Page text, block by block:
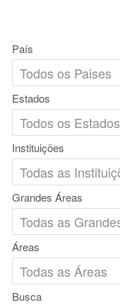
País
Estados
Instituições
Grandes Áreas
Áreas
Busca